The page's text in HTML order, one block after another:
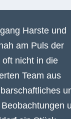
Harste und
am Puls der
nicht in die
Team aus